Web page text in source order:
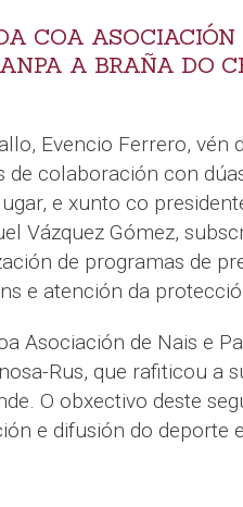
COA
A BRAÑA DO
Evencio Ferrero, vén
colaboración con
e xunto co
Vázquez Gómez,
de programas de
e atención da
Asociación de Nais e
Rus, que rafiticou a
O obxectivo deste
e difusión do deporte